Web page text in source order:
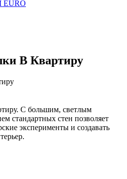
EURO
В Квартиру
С большим, светлым
стандартных стен позволяет
эксперименты и создавать